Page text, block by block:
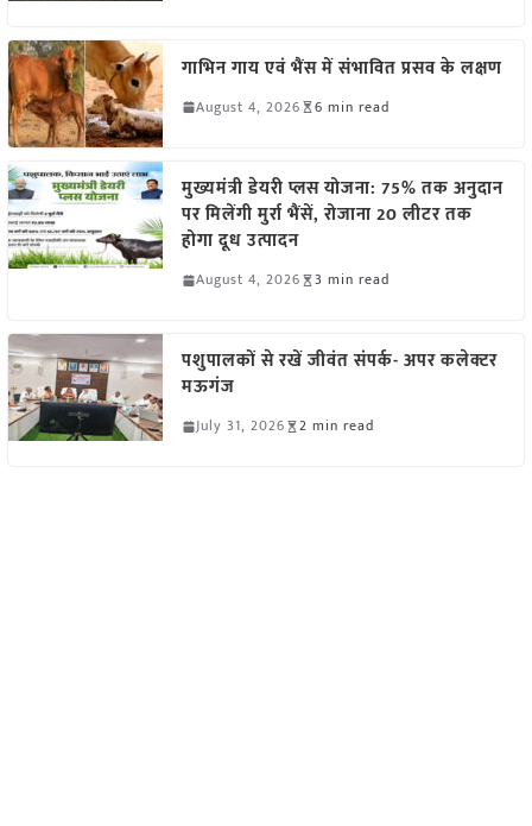
गाभिन गाय एवं भैंस में संभावित प्रसव के लक्षण
August 4, 2026 6 min read
मुख्यमंत्री डेयरी प्लस योजना: 75% तक अनुदान
पर मिलेंगी मुर्रा भैंसें, रोजाना 20 लीटर तक
होगा दूध उत्पादन
August 4, 2026 3 min read
पशुपालकों से रखें जीवंत संपर्क- अपर कलेक्टर
मऊगंज
July 31, 2026 2 min read